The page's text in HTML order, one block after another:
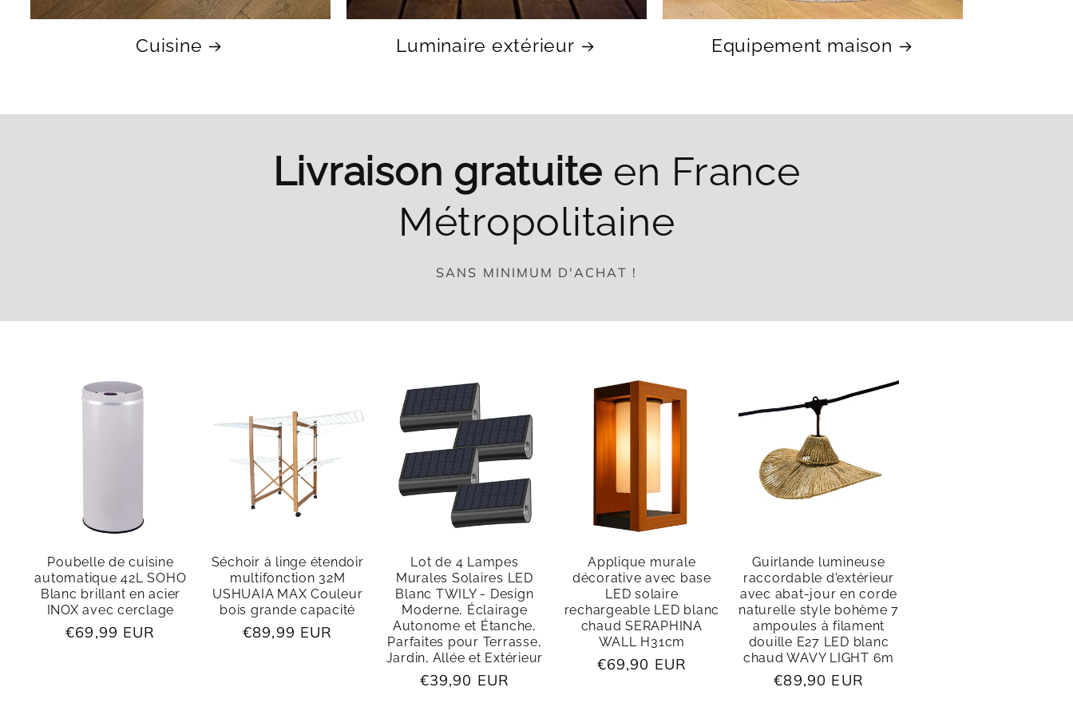
Cuisine Luminaire extérieur Equipement maison
Livraison gratuite en France
Métropolitaine
SANS MINIMUM D'ACHAT !
Poubelle de cuisine
automatique 42L SOHO
Blanc brillant en acier
INOX avec cerclage
Prix
€69,99 EUR
Séchoir à linge étendoir
multifonction 32M
USHUAIA MAX Couleur
bois grande capacité
Prix
€89,99 EUR
Lot de 4 Lampes
Murales Solaires LED
Blanc TWILY - Design
Moderne, Éclairage
Autonome et Étanche,
Parfaites pour Terrasse,
Jardin, Allée et Extérieur
Prix
€39,90 EUR
Applique murale
décorative avec base
LED solaire
rechargeable LED blanc
chaud SERAPHINA
WALL H31cm
Prix
€69,90 EUR
Guirlande lumineuse
raccordable d'extérieur
avec abat-jour en corde
naturelle style bohème 7
ampoules à filament
douille E27 LED blanc
chaud WAVY LIGHT 6m
Prix
€89,90 EUR